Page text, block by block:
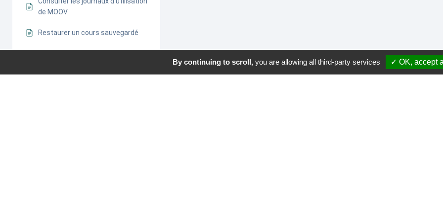
de MOOV
Restaurer un cours sauvegardé
By continuing to scroll, you are allowing all third-party services ✓ OK, accept